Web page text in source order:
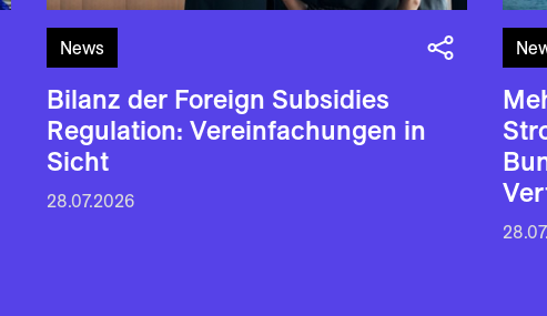
News
Bilanz der Foreign Subsidies
Regulation: Vereinfachungen in
Sicht
28.07.2026